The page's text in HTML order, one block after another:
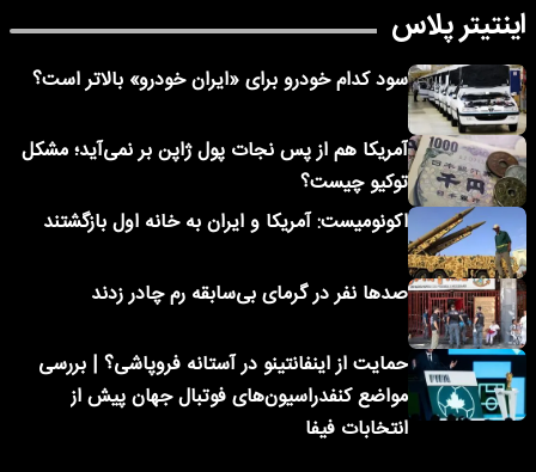
اینتیتر پلاس
سود کدام خودرو برای «ایران خودرو» بالاتر است؟
آمریکا هم از پس نجات پول ژاپن بر نمی‌آید؛ مشکل
توکیو چیست؟
اکونومیست: آمریکا و ایران به خانه اول بازگشتند
صدها نفر در گرمای بی‌سابقه رم چادر زدند
حمایت از اینفانتینو در آستانه فروپاشی؟ | بررسی
مواضع کنفدراسیون‌های فوتبال جهان پیش از
انتخابات فیفا